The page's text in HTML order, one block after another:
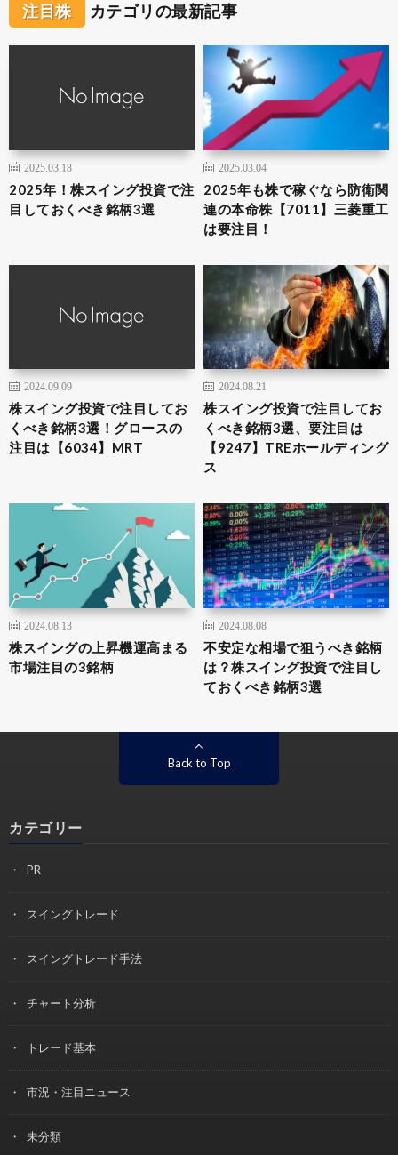
注目株 カテゴリの最新記事
2025.03.18
2025年！株スイング投資で注
目しておくべき銘柄3選
2025.03.04
2025年も株で稼ぐなら防衛関
連の本命株【7011】三菱重工
は要注目！
2024.09.09
株スイング投資で注目してお
くべき銘柄3選！グロースの
注目は【6034】MRT
2024.08.21
株スイング投資で注目してお
くべき銘柄3選、要注目は
【9247】TREホールディング
ス
2024.08.13
株スイングの上昇機運高まる
市場注目の3銘柄
2024.08.08
不安定な相場で狙うべき銘柄
は？株スイング投資で注目し
ておくべき銘柄3選
Back to Top
カテゴリー
PR
スイングトレード
スイングトレード手法
チャート分析
トレード基本
市況・注目ニュース
未分類